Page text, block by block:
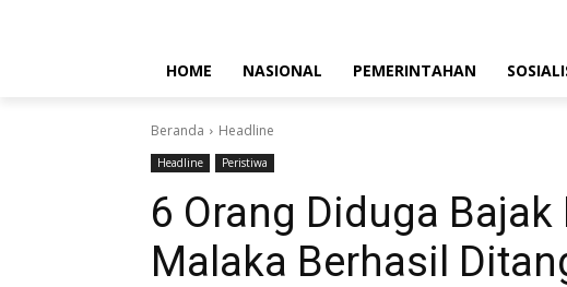
HOME NASIONAL PEMERINTAHAN
Beranda Headline
Headline Peristiwa
6 Orang Diduga
Malaka Berhasil